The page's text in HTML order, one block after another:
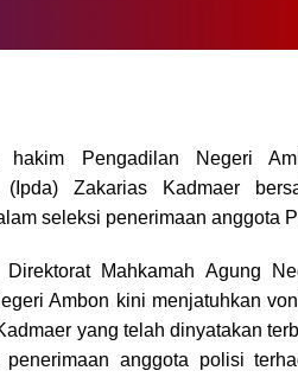
Pengadilan Negeri
Zakarias Kadmaer
seleksi penerimaan anggota
Mahkamah Agung
Ambon kini menjatuhkan
yang telah dinyatakan
anggota polisi